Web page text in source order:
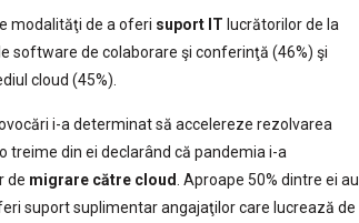
modalităţi de a oferi suport IT lucrătorilor de la
software de colaborare şi conferinţă (46%) şi
cloud (45%).
i-a determinat să accelereze rezolvarea
treime din ei declarând că pandemia i-a
de migrare către cloud . Aproape 50% dintre ei au
suport suplimentar angajaţilor care lucrează de